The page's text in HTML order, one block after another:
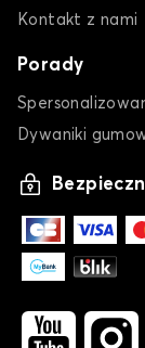
Kontakt z nami
Porady
Dywaniki